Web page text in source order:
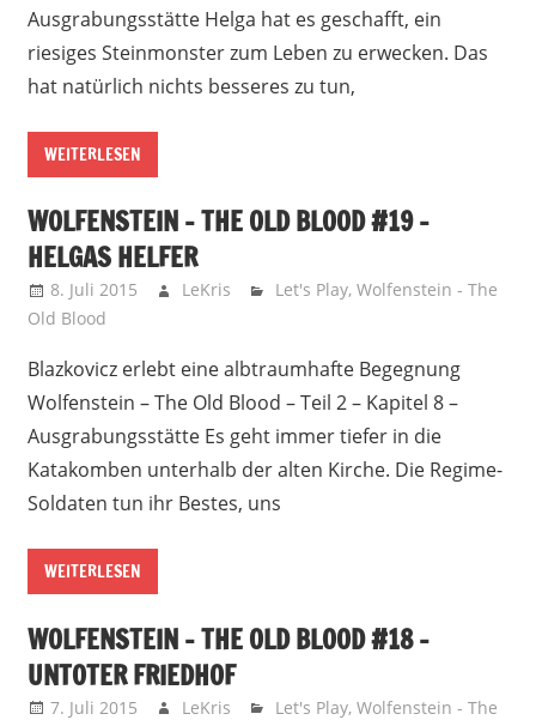
Ausgrabungsstätte Helga hat es geschafft, ein
riesiges Steinmonster zum Leben zu erwecken. Das
hat natürlich nichts besseres zu tun,
WEITERLESEN
WOLFENSTEIN – THE OLD BLOOD #19 –
HELGAS HELFER
8. Juli 2015 LeKris Let's Play,Wolfenstein - The
Old Blood
Blazkovicz erlebt eine albtraumhafte Begegnung
Wolfenstein – The Old Blood – Teil 2 – Kapitel 8 –
Ausgrabungsstätte Es geht immer tiefer in die
Katakomben unterhalb der alten Kirche. Die Regime-
Soldaten tun ihr Bestes, uns
WEITERLESEN
WOLFENSTEIN – THE OLD BLOOD #18 –
UNTOTER FRIEDHOF
7. Juli 2015 LeKris Let's Play,Wolfenstein - The